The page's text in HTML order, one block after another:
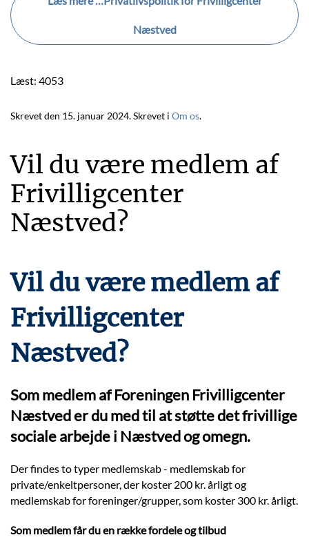
Næstved
Læst: 4053
Skrevet den 15. januar 2024. Skrevet i Om os.
Vil du være medlem af
Frivilligcenter
Næstved?
Vil du være medlem af
Frivilligcenter
Næstved?
Som medlem af Foreningen Frivilligcenter
Næstved er du med til at støtte det frivillige
sociale arbejde i Næstved og omegn.
Der findes to typer medlemskab - medlemskab for
private/enkeltpersoner, der koster 200 kr. årligt og
medlemskab for foreninger/grupper, som koster 300 kr. årligt.
Som medlem får du en række fordele og tilbud